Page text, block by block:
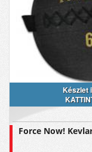
Készlet
Force Now!